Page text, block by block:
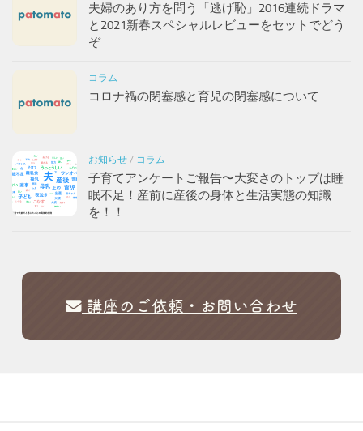
夫婦のあり方を問う「逃げ恥」2016連続ドラマ
と2021新春スペシャルレビューをセットでどう
ぞ
コラム
コロナ禍の閉塞感と育児の閉塞感について
お知らせ / コラム
子育てアンケートご報告〜大変さのトップは睡
眠不足！産前に産後の身体と生活実態の知識
を！！
講座のご依頼・お問い合わせ